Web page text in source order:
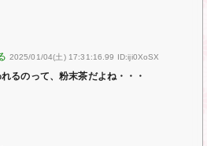
2025/01/04(土) 17:31:16.99 ID:iji0XoSX
るのって、粉末茶だよね・・・